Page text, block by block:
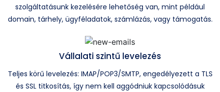
szolgáltatásunk kezelésére lehetőség van, mint például
domain, tárhely, ügyféladatok, számlázás, vagy támogatás.
Vállalati szintű levelezés
Teljes körű levelezés: IMAP/POP3/SMTP, engedélyezett a TLS
és SSL titkosítás, így nem kell aggódniuk kapcsolódásuk